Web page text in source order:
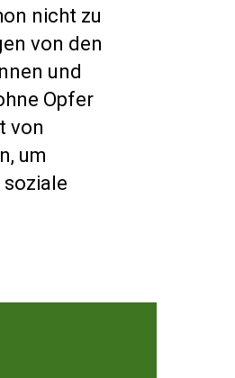
nicht zu
von den
und
Opfer
von
um